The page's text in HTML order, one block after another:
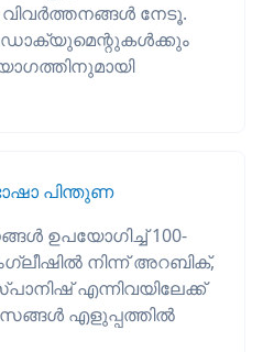
നേടൂ.
പിന്തുണ
ഉപയോഗിച്ച് 100-
നിന്ന് അറബിക്,
എന്നിവയിലേക്ക്
എളുപ്പത്തിൽ